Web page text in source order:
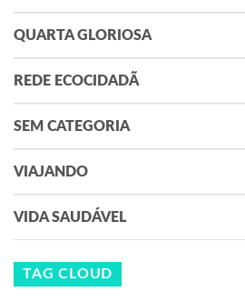
QUARTA GLORIOSA
REDE ECOCIDADÃ
SEM CATEGORIA
VIAJANDO
VIDA SAUDÁVEL
TAG CLOUD